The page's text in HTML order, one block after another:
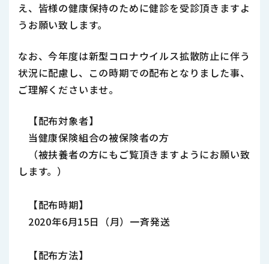
え、皆様の健康保持のために健診を受診頂きますよ
うお願い致します。
なお、今年度は新型コロナウイルス拡散防止に伴う
状況に配慮し、この時期での配布となりました事、
ご理解くださいませ。
【配布対象者】
当健康保険組合の被保険者の方
（被扶養者の方にもご覧頂きますようにお願い致
します。）
【配布時期】
2020年6月15日（月）一斉発送
【配布方法】